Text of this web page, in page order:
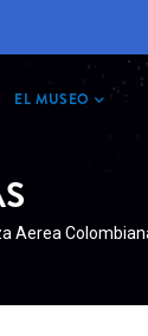
EL MUSEO
Aerea